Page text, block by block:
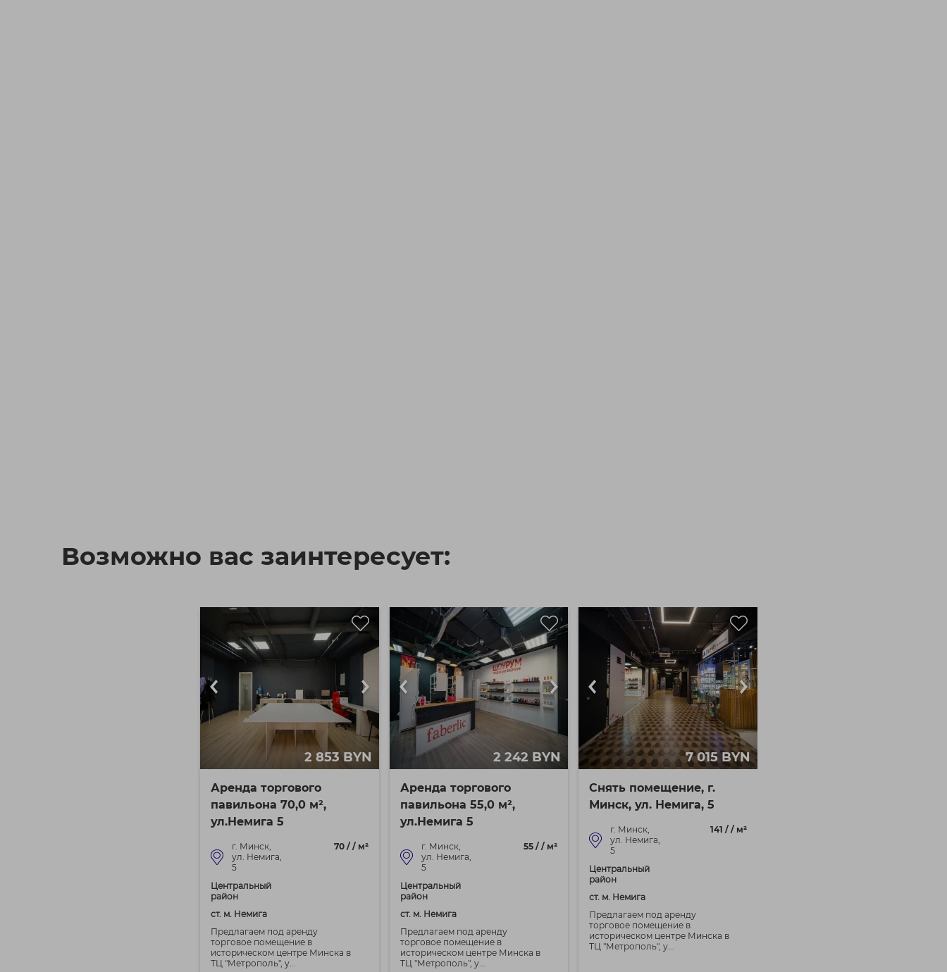
Возможно вас заинтересует:
2 853 BYN
Аренда торгового
павильона 70,0 м²,
ул.Немига 5
г. Минск,
ул. Немига,
5
Центральный
район
ст. м. Немига
70 / / м²
Предлагаем под аренду
торговое помещение в
историческом центре Минска в
ТЦ "Метрополь", у...
2 242 BYN
Аренда торгового
павильона 55,0 м²,
ул.Немига 5
г. Минск,
ул. Немига,
5
Центральный
район
ст. м. Немига
55 / / м²
Предлагаем под аренду
торговое помещение в
историческом центре Минска в
ТЦ "Метрополь", у...
7 015 BYN
Снять помещение, г.
Минск, ул. Немига, 5
г. Минск,
ул. Немига,
5
Центральный
район
ст. м. Немига
141 / / м²
Предлагаем под аренду
торговое помещение в
историческом центре Минска в
ТЦ "Метрополь", у...